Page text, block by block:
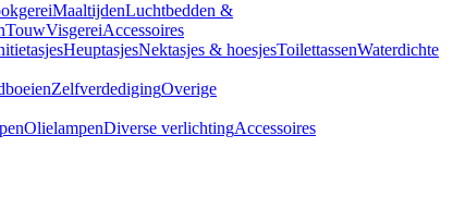
MaaltijdenLuchtbedden &
TouwVisgereiAccessoires
HeuptasjesNektasjes & hoesjesToilettassenWaterdichte
ZelfverdedigingOverige
OlielampenDiverse verlichtingAccessoires